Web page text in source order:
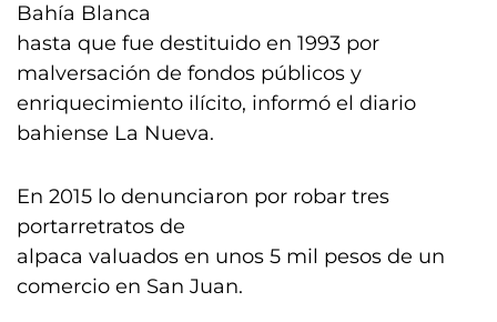
Bahía Blanca
hasta que fue destituido en 1993 por
malversación de fondos públicos y
enriquecimiento ilícito, informó el diario
bahiense La Nueva.
En 2015 lo denunciaron por robar tres
portarretratos de
alpaca valuados en unos 5 mil pesos de un
comercio en San Juan.